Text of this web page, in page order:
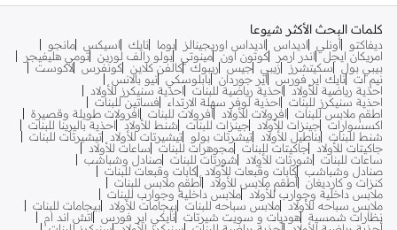
كلمات البحث الأكثر شيوعا
ديفاكتو أونلي اديداس اديداس اوريجينالز بوما نايك اسيكس مانجو
امريكان ايجل
اندر ارمر كوتون اون مينوتي بولو رالف لورين تومي هليفيجر
بيبي بول
سكيتشرز زيبي جيس ريبوك كالفن كلاين كونفرس لاكوست
نيم ات نايك اير فورس اير جوردان بابلوسكي نيو بالانس
احذية رياضية للأولاد
احذية رياضية للبنات
احذية سنيكرز للأولاد
احذية سنيكرز للبنات
احذية لوفر سهلة الارتداء
فساتين للبنات
اطقم ملابس للبنات
افرولات للأولاد افرولات للبنات
افرولات طويلة وقصيرة
اكسسوارات جينزات للأولاد جينزات للبنات شنط للأولاد
احذية باليرينا للبنات
شنط للبنات بناطيل للأولاد تيشرتات بولو تيشيرتات للأولاد تيشيرتات للبنات
جاكيتات للأولاد جاكيتات للبنات مجوهرات للبنات
ساعات للأولاد
ساعات للبنات
شورتات للأولاد شورتات للبنات صنادل وشباشب
صنادل وشباشب كابات وقبعات للأولاد كابات وقبعات للبنات
كنزات و كارديغان أطقم ملابس للأولاد أطقم ملابس للبنات
ملابس داخلية وجوارب للأولاد ملابس داخلية وجوارب للبنات
ملابس سباحه للأولاد ملابس سباحه للبنات بيجامات للأولاد بيجامات للبنات
نظارات شمسية هوديات و سويت شيرتات نايكي اير فورس
اتش اند ام